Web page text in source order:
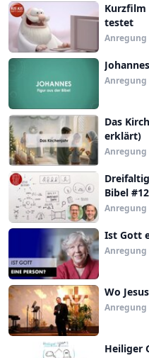
Kurzfilm
testet
Anregung
Anregung
Das
erklärt)
Anregung
Bibel
Anregung
Ist Gott
Anregung
Wo
Anregung
Heiliger